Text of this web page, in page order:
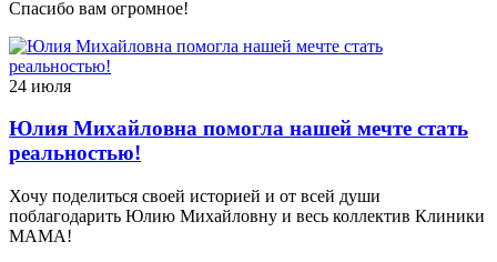
Спасибо вам огромное!
24 июля
Юлия Михайловна помогла нашей мечте стать
реальностью!
Хочу поделиться своей историей и от всей души
поблагодарить Юлию Михайловну и весь коллектив Клиники
МАМА!